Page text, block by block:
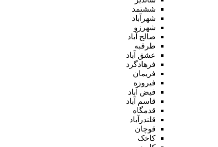
ششتمد
شهرآباد
شهرزو
صالح آباد
طرقبه
عشق آباد
فرهادگرد
فریمان
فیروزه
فیض آباد
قاسم آباد
قدمگاه
قلندرآباد
قوچان
کاخک